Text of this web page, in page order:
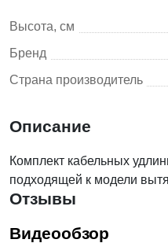
Высота, см
Бренд
Страна производитель
Описание
Комплект кабельных
подходящей к модели
Отзывы
Видеообзор